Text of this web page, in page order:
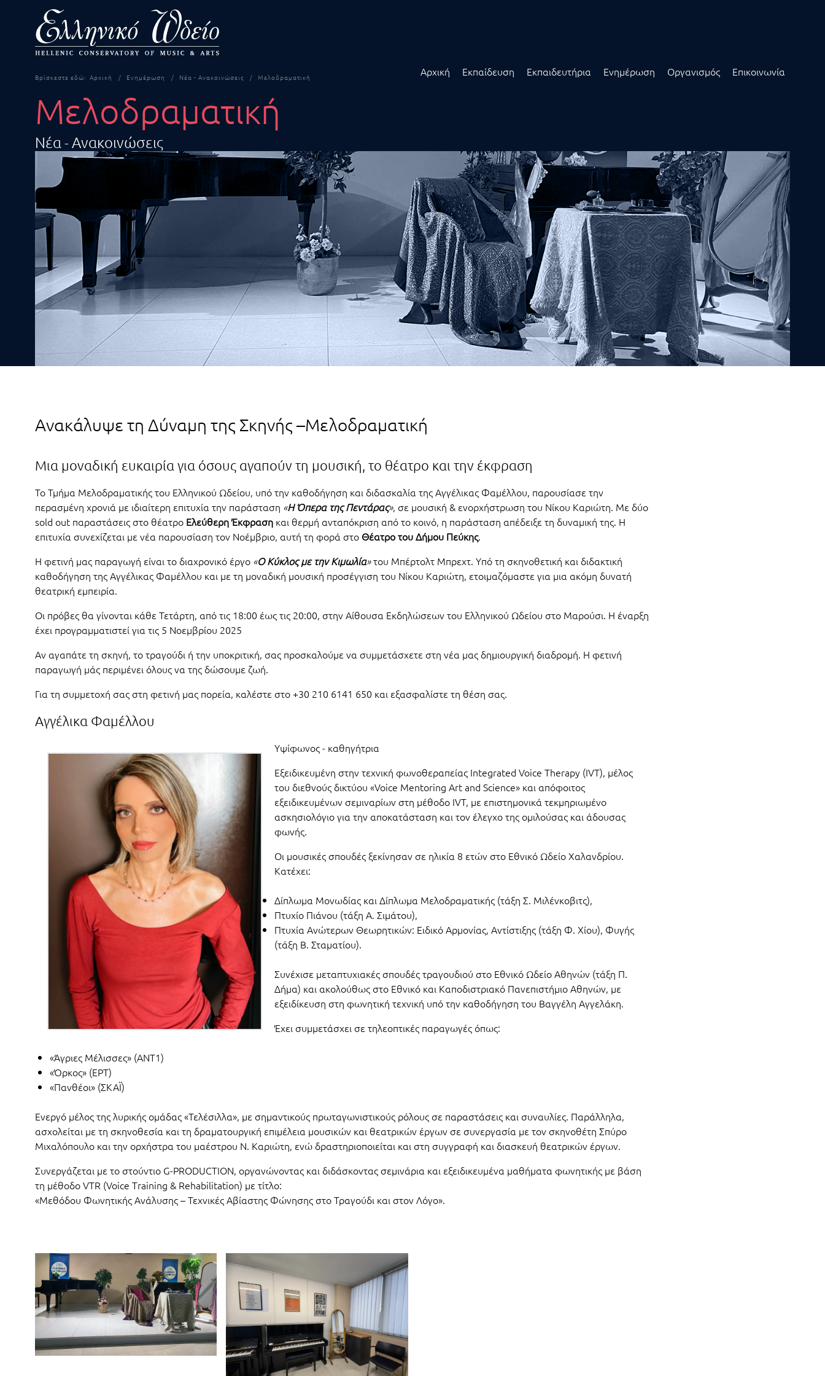
Αρχική Εκπαίδευση Εκπαιδευτήρια Ενημέρωση Οργανισμός Επικοινωνία
Βρίσκεστε εδώ: Αρχική Ενημέρωση Νέα - Ανακοινώσεις Μελοδραματική
Μελοδραματική
Νέα - Ανακοινώσεις
Ανακάλυψε τη Δύναμη της Σκηνής –Μελοδραματική
Μια μοναδική ευκαιρία για όσους αγαπούν τη μουσική, το θέατρο και την έκφραση
Το Τμήμα Μελοδραματικής του Ελληνικού Ωδείου, υπό την καθοδήγηση και διδασκαλία της Αγγέλικας Φαμέλλου, παρουσίασε την
περασμένη χρονιά με ιδιαίτερη επιτυχία την παράσταση «Η Όπερα της Πεντάρας», σε μουσική & ενορχήστρωση του Νίκου Καριώτη. Με δύο
sold out παραστάσεις στο θέατρο Ελεύθερη Έκφραση και θερμή ανταπόκριση από το κοινό, η παράσταση απέδειξε τη δυναμική της. Η
επιτυχία συνεχίζεται με νέα παρουσίαση τον Νοέμβριο, αυτή τη φορά στο Θέατρο του Δήμου Πεύκης.
Η φετινή μας παραγωγή είναι το διαχρονικό έργο «Ο Κύκλος με την Κιμωλία»του Μπέρτολτ Μπρεχτ. Υπό τη σκηνοθετική και διδακτική
καθοδήγηση της Αγγέλικας Φαμέλλου και με τη μοναδική μουσική προσέγγιση του Νίκου Καριώτη, ετοιμαζόμαστε για μια ακόμη δυνατή
θεατρική εμπειρία.
Οι πρόβες θα γίνονται κάθε Τετάρτη, από τις 18:00 έως τις 20:00, στην Αίθουσα Εκδηλώσεων του Ελληνικού Ωδείου στο Μαρούσι. Η έναρξη
έχει προγραμματιστεί για τις 5 Νοεμβρίου 2025
Αν αγαπάτε τη σκηνή, το τραγούδι ή την υποκριτική, σας προσκαλούμε να συμμετάσχετε στη νέα μας δημιουργική διαδρομή. Η φετινή
παραγωγή μάς περιμένει όλους να της δώσουμε ζωή.
Για τη συμμετοχή σας στη φετινή μας πορεία, καλέστε στο+30 210 6141 650 και εξασφαλίστε τη θέση σας.
Αγγέλικα Φαμέλλου
Υψίφωνος - καθηγήτρια
Εξειδικευμένη στην τεχνική φωνοθεραπείας Integrated Voice Therapy (IVT), μέλος
του διεθνούς δικτύου «Voice Mentoring Art and Science» και απόφοιτος
εξειδικευμένων σεμιναρίων στη μέθοδο IVT, με επιστημονικά τεκμηριωμένο
ασκησιολόγιο για την αποκατάσταση και τον έλεγχο της ομιλούσας και άδουσας
φωνής.
Οι μουσικές σπουδές ξεκίνησαν σε ηλικία 8 ετών στο Εθνικό Ωδείο Χαλανδρίου.
Κατέχει:
Δίπλωμα Μονωδίας και Δίπλωμα Μελοδραματικής (τάξη Σ. Μιλένκοβιτς),
Πτυχίο Πιάνου (τάξη Α. Σιμάτου),
Πτυχία Ανώτερων Θεωρητικών: Ειδικό Αρμονίας, Αντίστιξης (τάξη Φ. Χίου), Φυγής
(τάξη Β. Σταματίου).
Συνέχισε μεταπτυχιακές σπουδές τραγουδιού στο Εθνικό Ωδείο Αθηνών (τάξη Π.
Δήμα) και ακολούθως στο Εθνικό και Καποδιστριακό Πανεπιστήμιο Αθηνών, με
εξειδίκευση στη φωνητική τεχνική υπό την καθοδήγηση του Βαγγέλη Αγγελάκη.
Έχει συμμετάσχει σε τηλεοπτικές παραγωγές όπως:
«Άγριες Μέλισσες» (ΑΝΤ1)
«Όρκος» (ΕΡΤ)
«Πανθέοι» (ΣΚΑΪ)
Ενεργό μέλος της λυρικής ομάδας «Τελέσιλλα», με σημαντικούς πρωταγωνιστικούς ρόλους σε παραστάσεις και συναυλίες. Παράλληλα,
ασχολείται με τη σκηνοθεσία και τη δραματουργική επιμέλεια μουσικών και θεατρικών έργων σε συνεργασία με τον σκηνοθέτη Σπύρο
Μιχαλόπουλο και την ορχήστρα του μαέστρου Ν. Καριώτη, ενώ δραστηριοποιείται και στη συγγραφή και διασκευή θεατρικών έργων.
Συνεργάζεται με το στούντιο G-PRODUCTION, οργανώνοντας και διδάσκοντας σεμινάρια και εξειδικευμένα μαθήματα φωνητικής με βάση
τη μέθοδο VTR (Voice Training & Rehabilitation) με τίτλο:
«Μεθόδου Φωνητικής Ανάλυσης – Τεχνικές Αβίαστης Φώνησης στο Τραγούδι και στον Λόγο».